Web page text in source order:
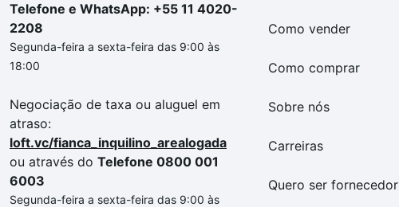
Telefone e WhatsApp: +55 11 4020-
2208
Segunda-feira a sexta-feira das 9:00 às
18:00
Negociação de taxa ou aluguel em
atraso:
loft.vc/fianca_inquilino_arealogada
ou através do Telefone 0800 001
6003
Segunda-feira a sexta-feira das 9:00 às
Como vender
Como comprar
Sobre nós
Carreiras
Quero ser fornecedor